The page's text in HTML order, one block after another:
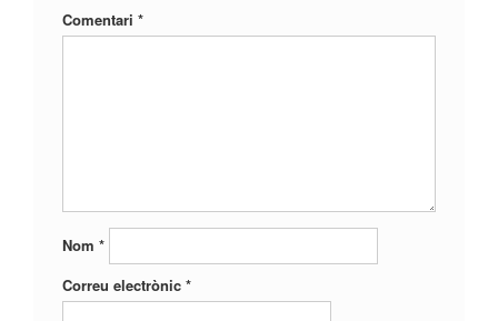
Comentari *
Nom *
Correu electrònic *